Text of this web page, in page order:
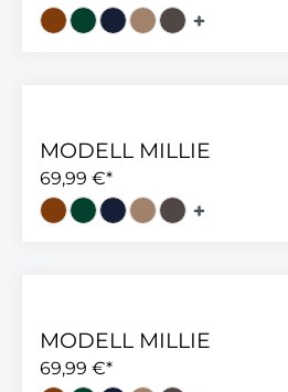
MODELL MILLIE
69,99 €*
MODELL MILLIE
69,99 €*